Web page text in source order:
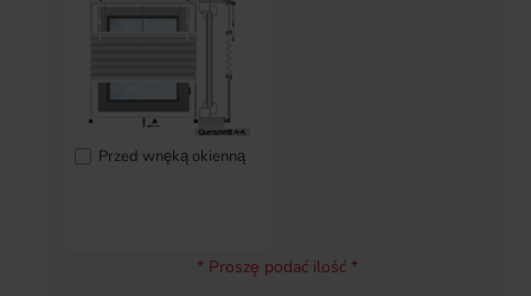
Przed wnęką okienną
* Proszę podać ilość *